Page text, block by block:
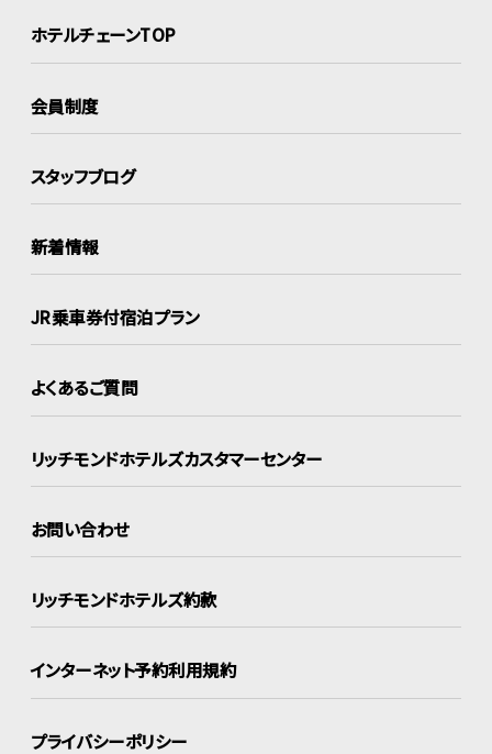
ホテルチェーンTOP
会員制度
スタッフブログ
新着情報
JR乗車券付宿泊プラン
よくあるご質問
リッチモンドホテルズカスタマーセンター
お問い合わせ
リッチモンドホテルズ約款
インターネット予約利用規約
プライバシーポリシー